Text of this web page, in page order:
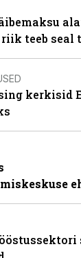
teeb
kerkisid